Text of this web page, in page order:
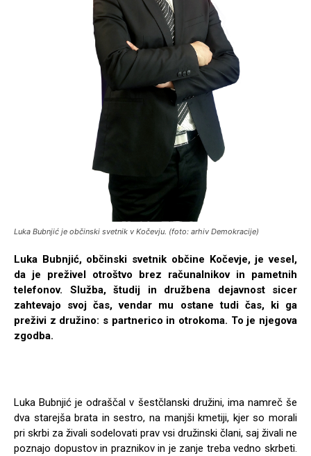
Luka Bubnjić je občinski svetnik v Kočevju. (foto: arhiv Demokracije)
Luka Bubnjić, občinski svetnik občine Kočevje, je vesel,
da je preživel otroštvo brez računalnikov in pametnih
telefonov. Služba, študij in družbena dejavnost sicer
zahtevajo svoj čas, vendar mu ostane tudi čas, ki ga
preživi z družino: s partnerico in otrokoma. To je njegova
zgodba.
Luka Bubnjić je odraščal v šestčlanski družini, ima namreč še
dva starejša brata in sestro, na manjši kmetiji, kjer so morali
pri skrbi za živali sodelovati prav vsi družinski člani, saj živali ne
poznajo dopustov in praznikov in je zanje treba vedno skrbeti.